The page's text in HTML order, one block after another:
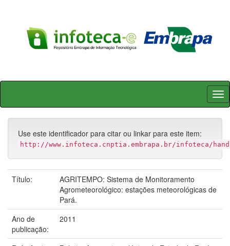
Skip
Use este identificador para citar ou linkar para este item:
http://www.infoteca.cnptia.embrapa.br/infoteca/
Título:
AGRITEMPO: Sistema de Monitoramento
Agrometeorológico: estações meteorológicas de
Pará.
Ano de
publicação:
2011